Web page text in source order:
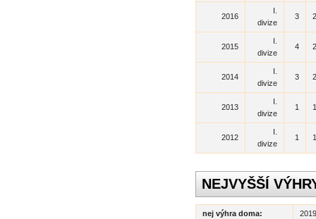
2016
I.
divize
3
2015
I.
divize
4
2014
I.
divize
3
2013
I.
divize
1
2012
I.
divize
1
NEJVYŠŠÍ
nej výhra doma: